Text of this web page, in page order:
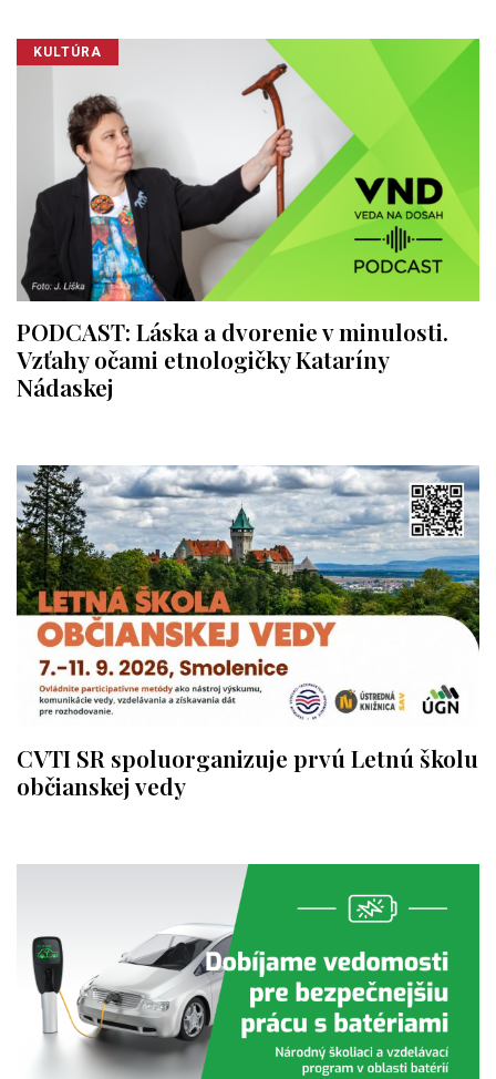
KULTÚRA
PODCAST: Láska a dvorenie v minulosti.
Vzťahy očami etnologičky Kataríny
Nádaskej
CVTI SR spoluorganizuje prvú Letnú školu
občianskej vedy